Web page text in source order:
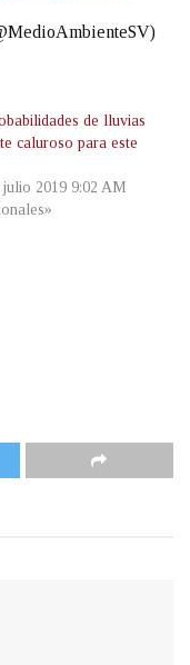
de lluvias
caluroso para este
julio 2019 9:02 AM